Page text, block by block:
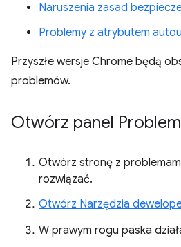
Naruszenia zasad
Problemy z atrybutem
Przyszłe wersje Chrome będą
problemów.
Otwórz panel
Otwórz stronę z
rozwiązać.
Otwórz Narzędzia
W prawym rogu paska